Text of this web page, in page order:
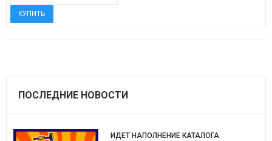
ПОСЛЕДНИЕ НОВОСТИ
ИДЕТ НАПОЛНЕНИЕ КАТАЛОГА